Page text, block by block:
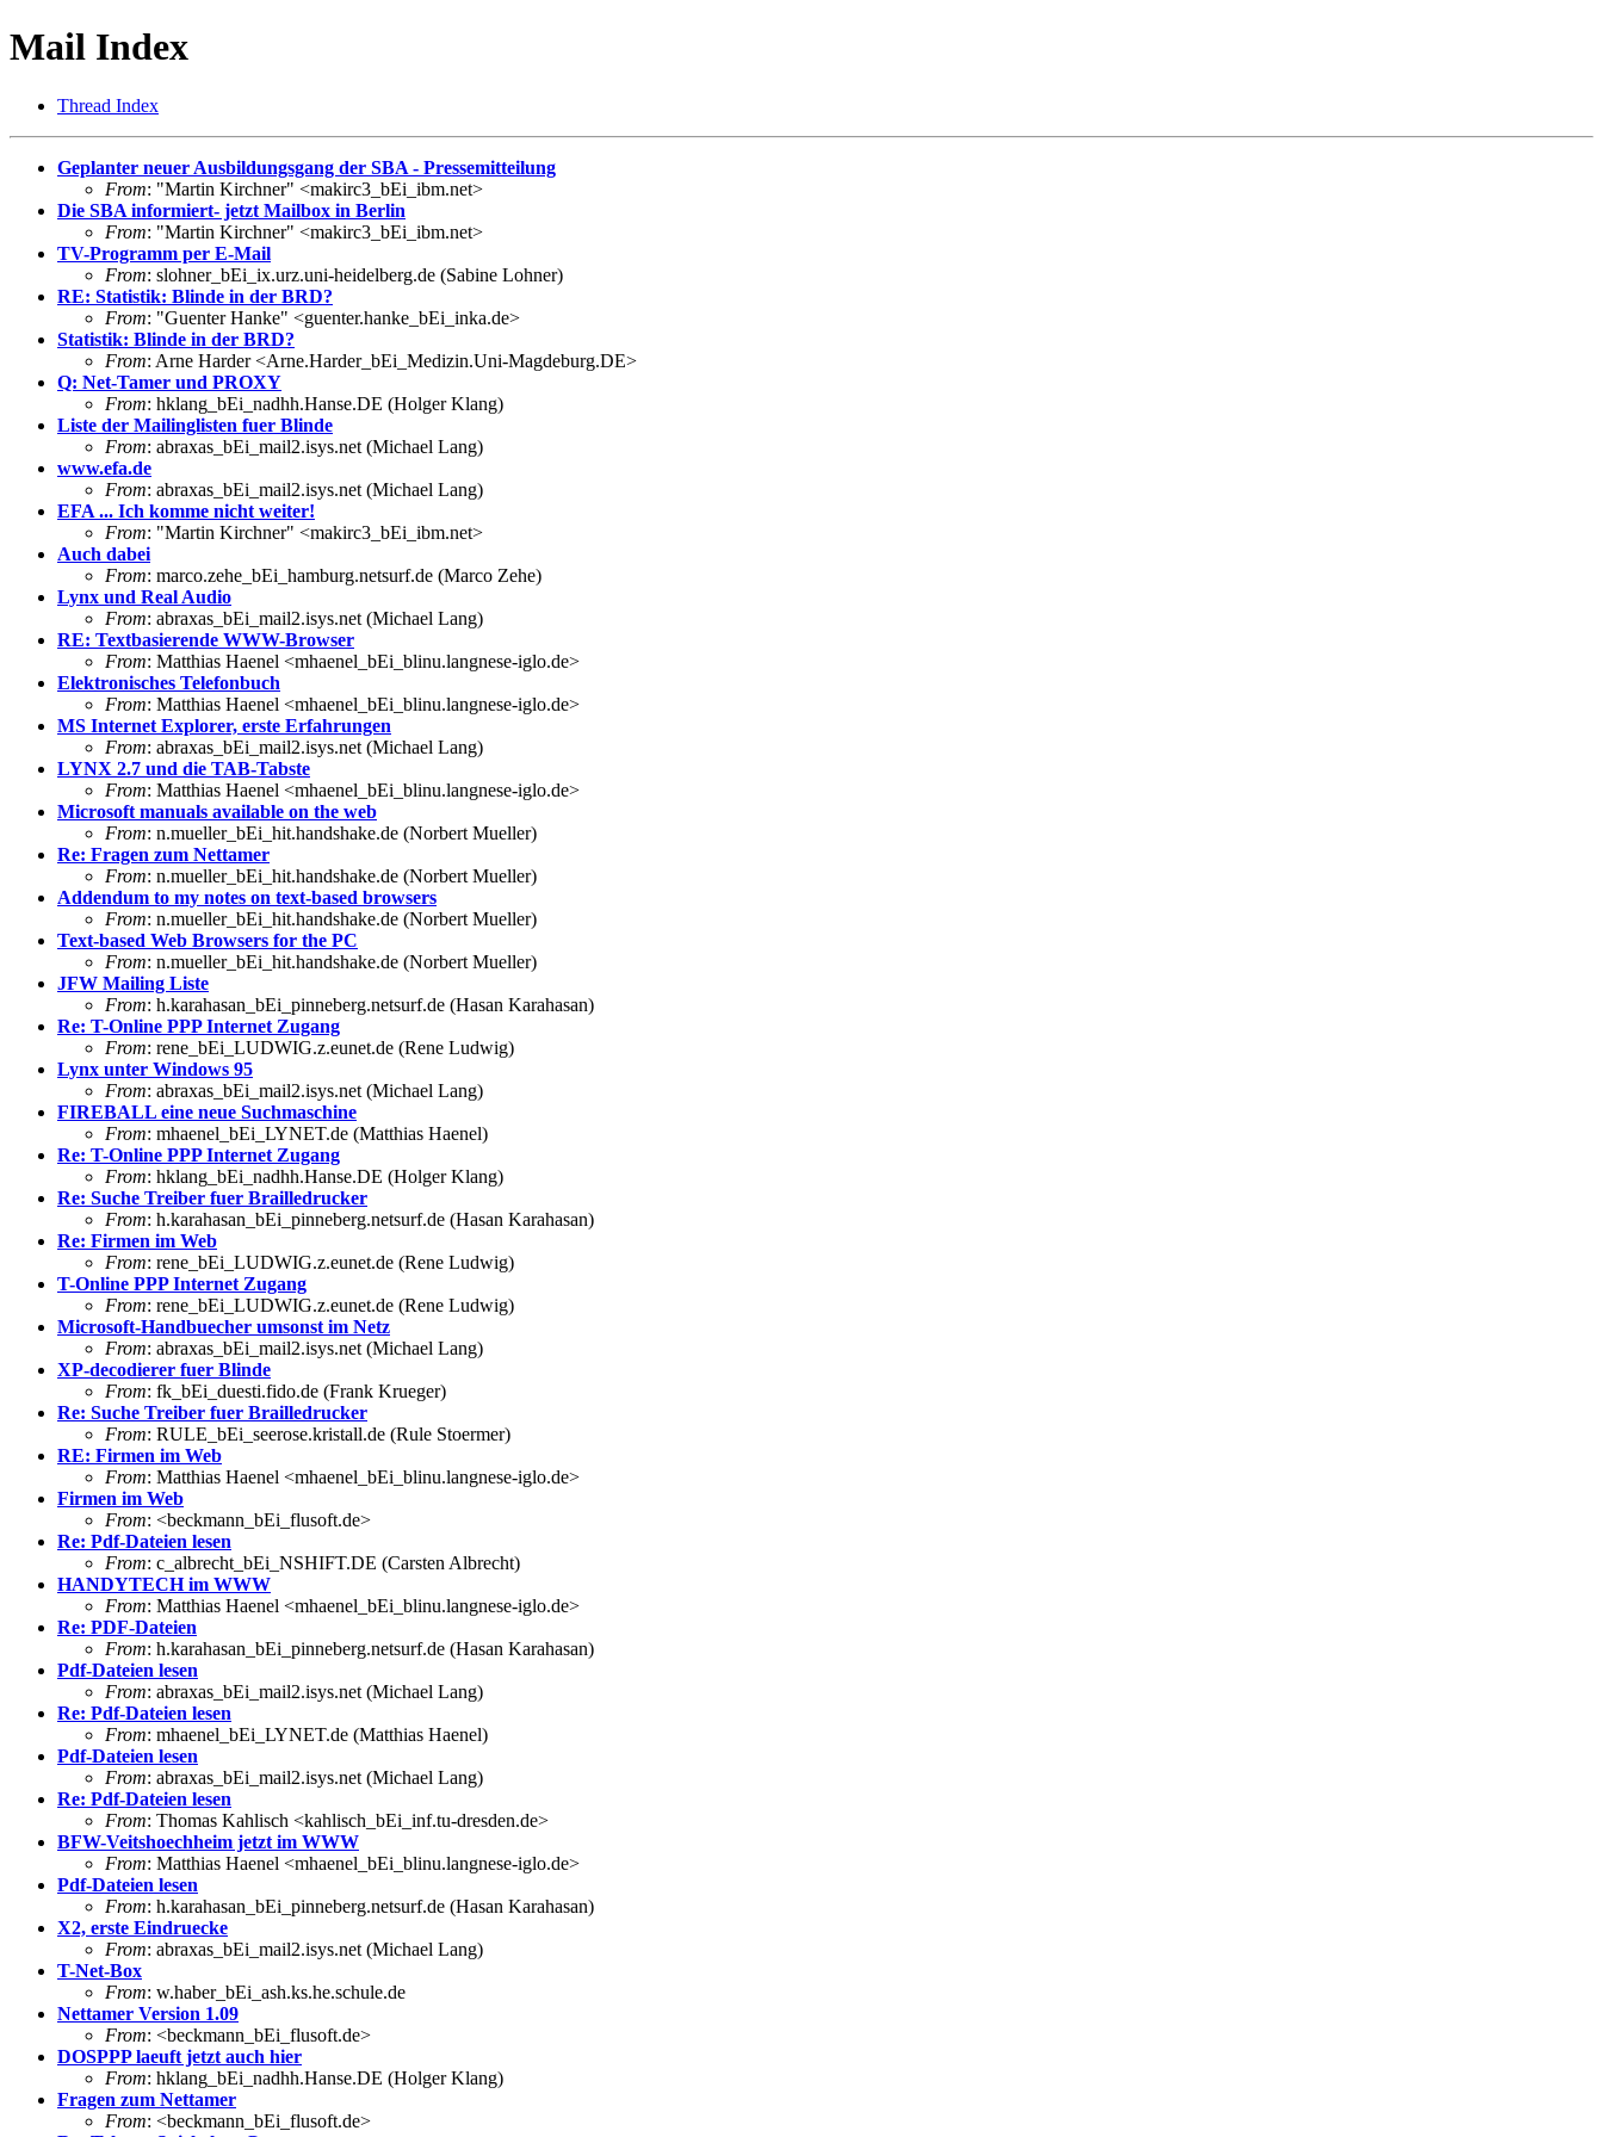
Mail Index
Thread Index
Geplanter neuer Ausbildungsgang der SBA - Pressemitteilung
From: "Martin Kirchner" <makirc3_bEi_ibm.net>
Die SBA informiert- jetzt Mailbox in Berlin
From: "Martin Kirchner" <makirc3_bEi_ibm.net>
TV-Programm per E-Mail
From: slohner_bEi_ix.urz.uni-heidelberg.de (Sabine Lohner)
RE: Statistik: Blinde in der BRD?
From: "Guenter Hanke" <guenter.hanke_bEi_inka.de>
Statistik: Blinde in der BRD?
From: Arne Harder <Arne.Harder_bEi_Medizin.Uni-Magdeburg.DE>
Q: Net-Tamer und PROXY
From: hklang_bEi_nadhh.Hanse.DE (Holger Klang)
Liste der Mailinglisten fuer Blinde
From: abraxas_bEi_mail2.isys.net (Michael Lang)
www.efa.de
From: abraxas_bEi_mail2.isys.net (Michael Lang)
EFA ... Ich komme nicht weiter!
From: "Martin Kirchner" <makirc3_bEi_ibm.net>
Auch dabei
From: marco.zehe_bEi_hamburg.netsurf.de (Marco Zehe)
Lynx und Real Audio
From: abraxas_bEi_mail2.isys.net (Michael Lang)
RE: Textbasierende WWW-Browser
From: Matthias Haenel <mhaenel_bEi_blinu.langnese-iglo.de>
Elektronisches Telefonbuch
From: Matthias Haenel <mhaenel_bEi_blinu.langnese-iglo.de>
MS Internet Explorer, erste Erfahrungen
From: abraxas_bEi_mail2.isys.net (Michael Lang)
LYNX 2.7 und die TAB-Tabste
From: Matthias Haenel <mhaenel_bEi_blinu.langnese-iglo.de>
Microsoft manuals available on the web
From: n.mueller_bEi_hit.handshake.de (Norbert Mueller)
Re: Fragen zum Nettamer
From: n.mueller_bEi_hit.handshake.de (Norbert Mueller)
Addendum to my notes on text-based browsers
From: n.mueller_bEi_hit.handshake.de (Norbert Mueller)
Text-based Web Browsers for the PC
From: n.mueller_bEi_hit.handshake.de (Norbert Mueller)
JFW Mailing Liste
From: h.karahasan_bEi_pinneberg.netsurf.de (Hasan Karahasan)
Re: T-Online PPP Internet Zugang
From: rene_bEi_LUDWIG.z.eunet.de (Rene Ludwig)
Lynx unter Windows 95
From: abraxas_bEi_mail2.isys.net (Michael Lang)
FIREBALL eine neue Suchmaschine
From: mhaenel_bEi_LYNET.de (Matthias Haenel)
Re: T-Online PPP Internet Zugang
From: hklang_bEi_nadhh.Hanse.DE (Holger Klang)
Re: Suche Treiber fuer Brailledrucker
From: h.karahasan_bEi_pinneberg.netsurf.de (Hasan Karahasan)
Re: Firmen im Web
From: rene_bEi_LUDWIG.z.eunet.de (Rene Ludwig)
T-Online PPP Internet Zugang
From: rene_bEi_LUDWIG.z.eunet.de (Rene Ludwig)
Microsoft-Handbuecher umsonst im Netz
From: abraxas_bEi_mail2.isys.net (Michael Lang)
XP-decodierer fuer Blinde
From: fk_bEi_duesti.fido.de (Frank Krueger)
Re: Suche Treiber fuer Brailledrucker
From: RULE_bEi_seerose.kristall.de (Rule Stoermer)
RE: Firmen im Web
From: Matthias Haenel <mhaenel_bEi_blinu.langnese-iglo.de>
Firmen im Web
From: <beckmann_bEi_flusoft.de>
Re: Pdf-Dateien lesen
From: c_albrecht_bEi_NSHIFT.DE (Carsten Albrecht)
HANDYTECH im WWW
From: Matthias Haenel <mhaenel_bEi_blinu.langnese-iglo.de>
Re: PDF-Dateien
From: h.karahasan_bEi_pinneberg.netsurf.de (Hasan Karahasan)
Pdf-Dateien lesen
From: abraxas_bEi_mail2.isys.net (Michael Lang)
Re: Pdf-Dateien lesen
From: mhaenel_bEi_LYNET.de (Matthias Haenel)
Pdf-Dateien lesen
From: abraxas_bEi_mail2.isys.net (Michael Lang)
Re: Pdf-Dateien lesen
From: Thomas Kahlisch <kahlisch_bEi_inf.tu-dresden.de>
BFW-Veitshoechheim jetzt im WWW
From: Matthias Haenel <mhaenel_bEi_blinu.langnese-iglo.de>
Pdf-Dateien lesen
From: h.karahasan_bEi_pinneberg.netsurf.de (Hasan Karahasan)
X2, erste Eindruecke
From: abraxas_bEi_mail2.isys.net (Michael Lang)
T-Net-Box
From: w.haber_bEi_ash.ks.he.schule.de
Nettamer Version 1.09
From: <beckmann_bEi_flusoft.de>
DOSPPP laeuft jetzt auch hier
From: hklang_bEi_nadhh.Hanse.DE (Holger Klang)
Fragen zum Nettamer
From: <beckmann_bEi_flusoft.de>